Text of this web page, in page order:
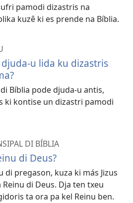
pamodi dizastris na
kuzê ki es prende na Bíblia.
u lida ku dizastris
Bíblia pode djuda-u antis,
ki kontise un dizastri pamodi
DI BÍBLIA
di Deus?
di pregason, kuza ki más Jizus
di Deus. Dja ten txeu
ta ora pa kel Reinu ben.